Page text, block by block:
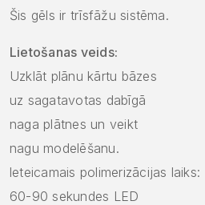
Šis gēls ir trīsfāžu sistēma.
Lietošanas veids:
Uzklāt plānu kārtu bāzes
uz sagatavotas dabīgā
naga plātnes un veikt
nagu modelēšanu.
leteicamais polimerizācijas laiks:
60-90 sekundes LED